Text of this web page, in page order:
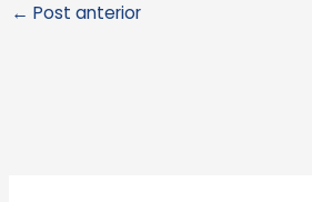
← Post anterior